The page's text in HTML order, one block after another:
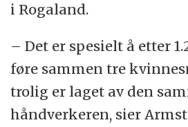
i Rogaland.
– Det er spesielt å etter
føre sammen tre
trolig er laget av den
håndverkeren, sier